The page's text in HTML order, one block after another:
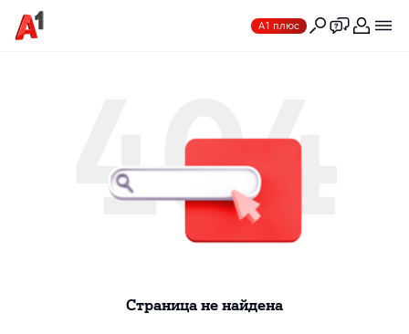
А1 плюс
404
Cтраница не найдена